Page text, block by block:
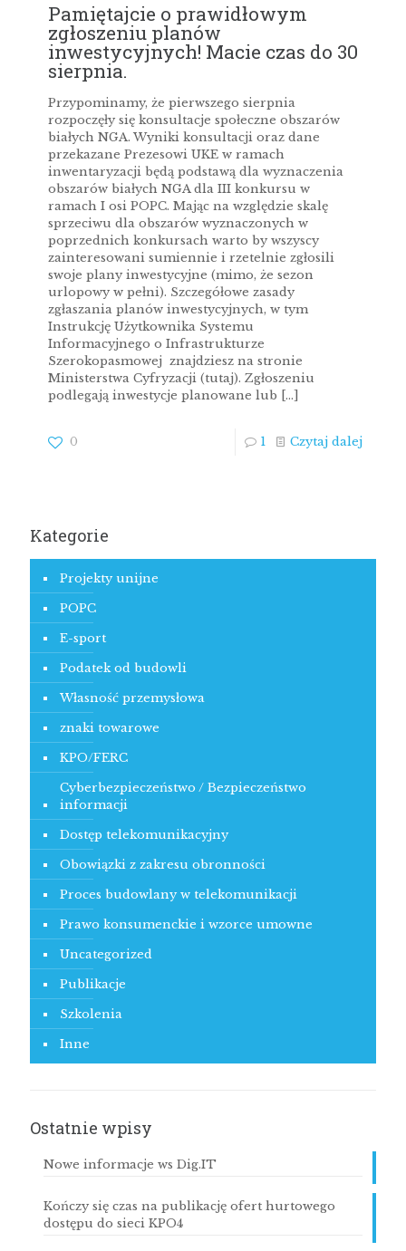
Pamiętajcie o prawidłowym
zgłoszeniu planów
inwestycyjnych! Macie czas do 30
sierpnia.
Przypominamy, że pierwszego sierpnia
rozpoczęły się konsultacje społeczne obszarów
białych NGA. Wyniki konsultacji oraz dane
przekazane Prezesowi UKE w ramach
inwentaryzacji będą podstawą dla wyznaczenia
obszarów białych NGA dla III konkursu w
ramach I osi POPC. Mając na względzie skalę
sprzeciwu dla obszarów wyznaczonych w
poprzednich konkursach warto by wszyscy
zainteresowani sumiennie i rzetelnie zgłosili
swoje plany inwestycyjne (mimo, że sezon
urlopowy w pełni). Szczegółowe zasady
zgłaszania planów inwestycyjnych, w tym
Instrukcję Użytkownika Systemu
Informacyjnego o Infrastrukturze
Szerokopasmowej znajdziesz na stronie
Ministerstwa Cyfryzacji (tutaj). Zgłoszeniu
podlegają inwestycje planowane lub […]
0 1 Czytaj dalej
Kategorie
Projekty unijne
POPC
E-sport
Podatek od budowli
Własność przemysłowa
znaki towarowe
KPO/FERC
Cyberbezpieczeństwo / Bezpieczeństwo
informacji
Dostęp telekomunikacyjny
Obowiązki z zakresu obronności
Proces budowlany w telekomunikacji
Prawo konsumenckie i wzorce umowne
Uncategorized
Publikacje
Szkolenia
Inne
Ostatnie wpisy
Nowe informacje ws Dig.IT
Kończy się czas na publikację ofert hurtowego
dostępu do sieci KPO4